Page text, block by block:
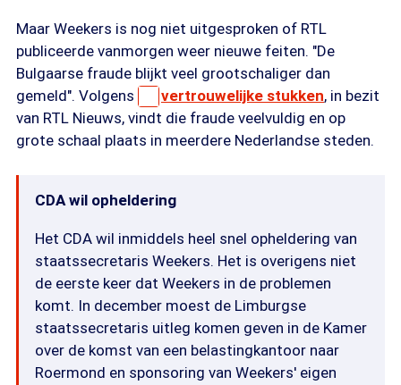
Maar Weekers is nog niet uitgesproken of RTL
publiceerde vanmorgen weer nieuwe feiten. "De
Bulgaarse fraude blijkt veel grootschaliger dan
gemeld". Volgens
vertrouwelijke stukken, in bezit
van RTL Nieuws, vindt die fraude veelvuldig en op
grote schaal plaats in meerdere Nederlandse steden.
CDA wil opheldering
Het CDA wil inmiddels heel snel opheldering van
staatssecretaris Weekers. Het is overigens niet
de eerste keer dat Weekers in de problemen
komt. In december moest de Limburgse
staatssecretaris uitleg komen geven in de Kamer
over de komst van een belastingkantoor naar
Roermond en sponsoring van Weekers' eigen